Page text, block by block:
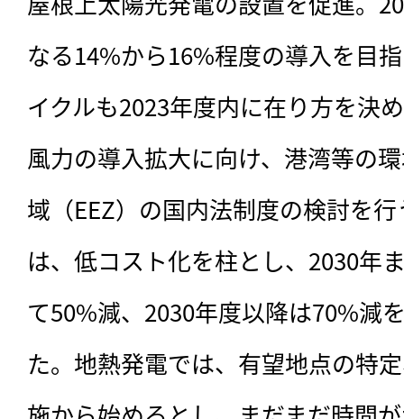
なる14%から16%程度の導入を目
イクルも2023年度内に在り方を決
風力の導入拡大に向け、港湾等の
域（EEZ）の国内法制度の検討を
は、低コスト化を柱とし、2030年
て50%減、2030年度以降は70%減
た。地熱発電では、有望地点の特